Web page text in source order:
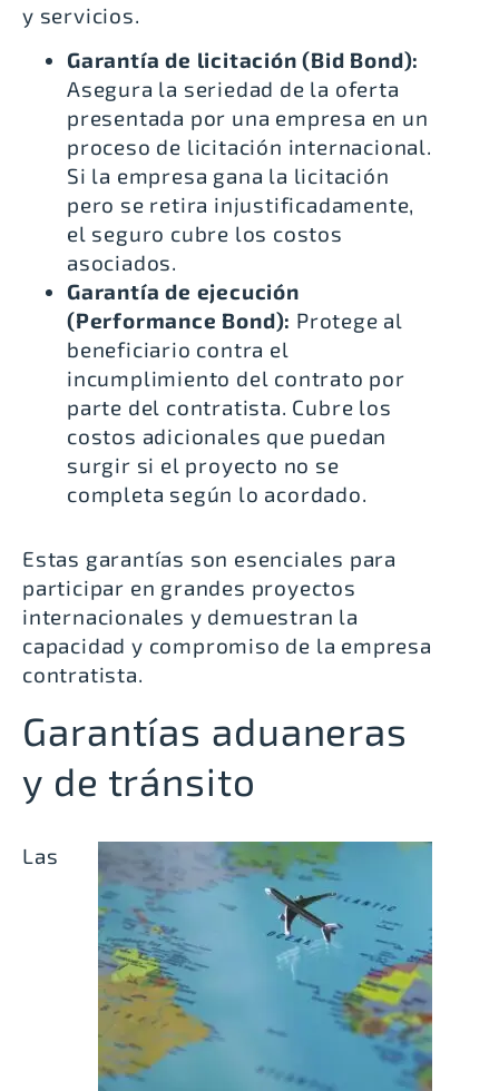
y servicios.
Garantía de licitación (Bid Bond):
Asegura la seriedad de la oferta
presentada por una empresa en un
proceso de licitación internacional.
Si la empresa gana la licitación
pero se retira injustificadamente,
el seguro cubre los costos
asociados.
Garantía de ejecución
(Performance Bond): Protege al
beneficiario contra el
incumplimiento del contrato por
parte del contratista. Cubre los
costos adicionales que puedan
surgir si el proyecto no se
completa según lo acordado.
Estas garantías son esenciales para
participar en grandes proyectos
internacionales y demuestran la
capacidad y compromiso de la empresa
contratista.
Garantías aduaneras
y de tránsito
Las